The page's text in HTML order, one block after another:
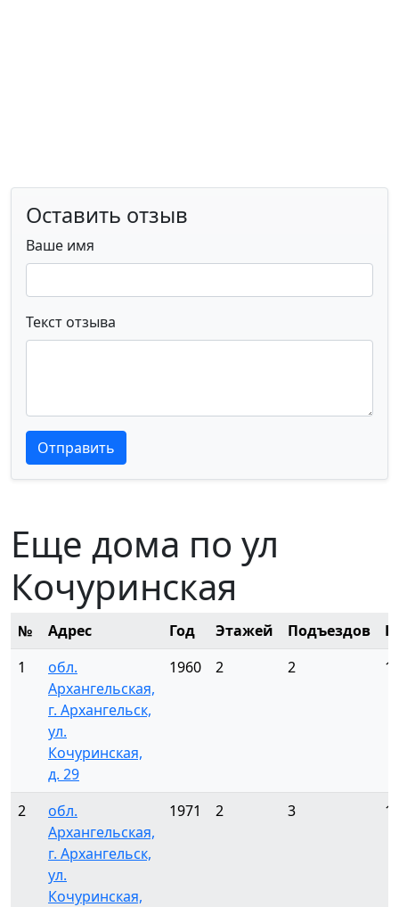
Оставить отзыв
Ваше имя
Текст отзыва
Текст отзыва
Текст отзыва
Отправить
Еще дома по ул
Кочуринская
№ Адрес Год Этажей Подъездов
1
обл.
Архангельская,
г. Архангельск,
ул.
Кочуринская,
д. 29
1960 2 2
2
обл.
Архангельская,
г. Архангельск,
ул.
Кочуринская,
1971 2 3